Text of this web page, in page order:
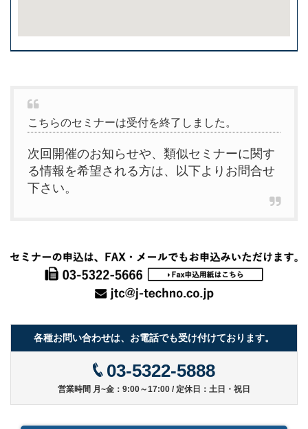
こちらのセミナーは受付を終了しました。
次回開催のお知らせや、類似セミナーに関す
る情報を希望される方は、以下よりお問合せ
下さい。
各種お問い合わせは、お電話でも受け付けております。
03-5322-5888
営業時間 月~金：9:00～17:00 / 定休日：土日・祝日